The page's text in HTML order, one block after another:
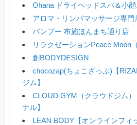
Ohana ドライヘッドスパ＆小
アロマ・リンパマッサージ専門
バンブー 布施ほんまち通り店
リラクゼーションPeace Moon
創BODYDESIGN
chocozap(ちょこざっぷ)【
ジム】
CLOUD GYM（クラウドジム
ナル】
LEAN BODY【オンラインフィ